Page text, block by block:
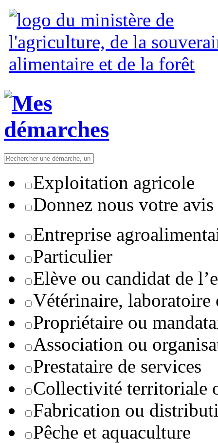
Exploitation agricole
Donnez nous votre avis
Entreprise
Particulier
Elève ou candidat de
Vétérinaire, laboratoire
Propriétaire ou
Association ou
Prestataire de services
Collectivité territoriale
Fabrication ou
Pêche et aquaculture